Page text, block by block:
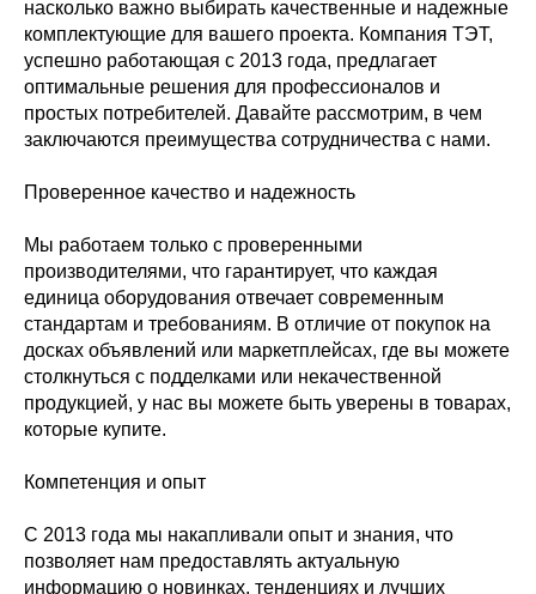
насколько важно выбирать качественные и надежные
комплектующие для вашего проекта. Компания ТЭТ,
успешно работающая с 2013 года, предлагает
оптимальные решения для профессионалов и
простых потребителей. Давайте рассмотрим, в чем
заключаются преимущества сотрудничества с нами.
Проверенное качество и надежность
Мы работаем только с проверенными
производителями, что гарантирует, что каждая
единица оборудования отвечает современным
стандартам и требованиям. В отличие от покупок на
досках объявлений или маркетплейсах, где вы можете
столкнуться с подделками или некачественной
продукцией, у нас вы можете быть уверены в товарах,
которые купите.
Компетенция и опыт
С 2013 года мы накапливали опыт и знания, что
позволяет нам предоставлять актуальную
информацию о новинках, тенденциях и лучших